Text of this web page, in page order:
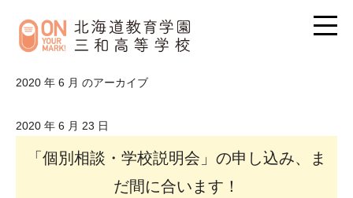
2020 年 6 月 のアーカイブ
2020 年 6 月 23 日
「個別相談・学校説明会」の申し込み、ま
だ間に合います！